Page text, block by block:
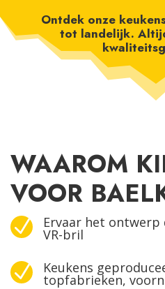
Ontdek onze
tot landelijk.
WAAROM
VOOR
N Ervaar het ontwerp
VR-bril
N Keukens
topfabrieken,